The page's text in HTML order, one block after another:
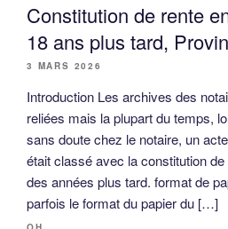
Constitution de rente
18 ans plus tard,
3 MARS 2026
Introduction Les archives des
reliées mais la plupart du temps,
sans doute chez le notaire, un
était classé avec la constitution de
des années plus tard. format de
parfois le format du papier du […]